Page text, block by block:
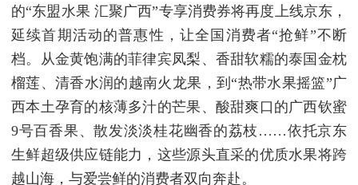
的“东盟水果 汇聚广西”专享消费券将再度上线京东，
延续首期活动的普惠性，让全国消费者“抢鲜”不断
档。从金黄饱满的菲律宾凤梨、香甜软糯的泰国金枕
榴莲、清香水润的越南火龙果，到“热带水果摇篮”广
西本土孕育的核薄多汁的芒果、酸甜爽口的广西钦蜜
9号百香果、散发淡淡桂花幽香的荔枝……依托京东
生鲜超级供应链能力，这些源头直采的优质水果将跨
越山海，与爱尝鲜的消费者双向奔赴。